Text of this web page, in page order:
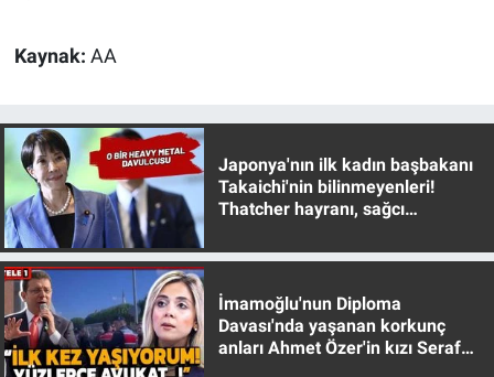
Kaynak: AA
Japonya'nın ilk kadın başbakanı
Takaichi'nin bilinmeyenleri!
Thatcher hayranı, sağcı
İmamoğlu'nun Diploma
Davası'nda yaşanan korkunç
anları Ahmet Özer'in kızı Seraf
Popüler
Programlar
Sağlık
Spor
Teknoloji